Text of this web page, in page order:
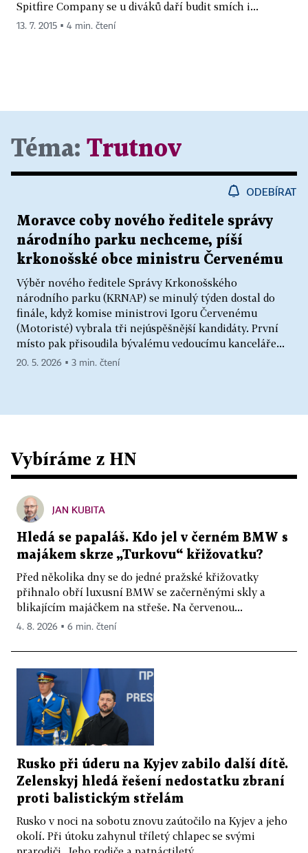
Spitfire Company se u diváků daří budit smích i...
13. 7. 2015 ▪ 4 min. čtení
Téma: Trutnov
ODEBÍRAT
Moravce coby nového ředitele správy
národního parku nechceme, píší
krkonošské obce ministru Červenému
Výběr nového ředitele Správy Krkonošského
národního parku (KRNAP) se minulý týden dostal do
finále, když komise ministrovi Igoru Červenému
(Motoristé) vybrala tři nejúspěšnější kandidáty. První
místo pak přisoudila bývalému vedoucímu kanceláře...
20. 5. 2026 ▪ 3 min. čtení
Vybíráme z HN
JAN KUBITA
Hledá se papaláš. Kdo jel v černém BMW s
majákem skrze „Turkovu“ křižovatku?
Před několika dny se do jedné pražské křižovatky
přihnalo obří luxusní BMW se začerněnými skly a
blikajícím majáčkem na střeše. Na červenou...
4. 8. 2026 ▪ 6 min. čtení
Rusko při úderu na Kyjev zabilo další dítě.
Zelenskyj hledá řešení nedostatku zbraní
proti balistickým střelám
Rusko v noci na sobotu znovu zaútočilo na Kyjev a jeho
okolí. Při útoku zahynul tříletý chlapec se svými